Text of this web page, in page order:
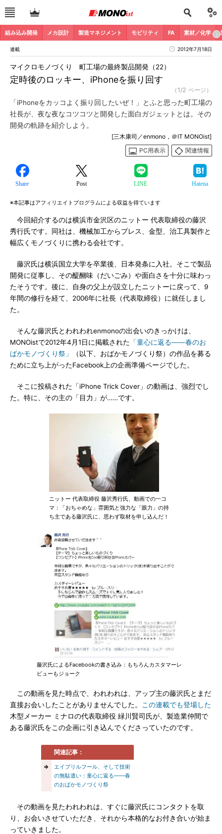
組み込み開発 メカ設計 製造マネジメント モビリティ FA 素材／化学
連載 2012年7月18日
定時後のロッキー、iPhoneを振り回す
マイクロモノづくり 町工場の最終製品開発（22）
（1/2 ページ）
「iPhoneをカッコよく振り回したいぜ！」とふと思った町工場の
社長が、夜な夜なコツコツと開発した面白ガジェットとは。その
開発の軌跡を紹介しよう。
[三木康司／enmono，＠IT MONOist]
PC用表示
関連情報
Share Post LINE Hatena
※本記事はアフィリエイトプログラムによる収益を得ています
今回紹介するのは横浜市金沢区のニットー 代表取締役の藤沢
秀行氏です。同社は、機械加工からプレス、金型、治工具製作と
幅広くモノづくりに携わる会社です。
藤沢氏は横浜国立大学を卒業後、日本発条に入社。そこで製品
開発に従事し、その醍醐味（だいごみ）や面白さを十分に味わっ
たそうです。後に、自身の父上が設立したニットーに戻って、9
年間の修行を経て、2006年に社長（代表取締役）に就任しまし
た。
そんな藤沢氏とわれわれenmonoの出会いのきっかけは、
MONOistで2012年4月1日に掲載された 「童心に返る――春のお
ばかモノづくり祭」
（以下、おばかモノづくり祭）の作品を募る
ために立ち上がったFacebook上の企画準備ページでした。
そこに投稿された「iPhone Trick Cover」の動画は、強烈でし
た。特に、その主の「目力」が……です。
ニットー 代表取締役 藤沢秀行氏、動画での一コ
マ：「おちゃめな」雰囲気と強力な「眼力」の持
ち主である藤沢氏に、思わず取材を申し込んだ！
藤沢氏によるFacebookの書き込み：もちろんカスタマーレ
ビューもジョーク
この動画を見た時点で、われわれは、アップ主の藤沢氏とまだ
直接お会いしたことがありませんでした。
この連載でも登場した
木型メーカー ミナロの代表取締役 緑川賢司氏が、製造業仲間で
ある藤沢氏をこの企画に引き込んでくださっていたのです。
関連記事：
⇒
エイプリルフール、そして技術
の無駄遣い：童心に返る――春
のおばかモノづくり祭
その動画を見たわれわれは、すぐに藤沢氏にコンタクトを取
り、お会いさせていただき、それから本格的なお付き合いが始ま
っていきました。